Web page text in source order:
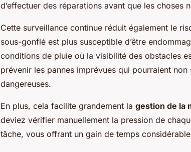
d’effectuer des réparations avant que les choses
Cette surveillance continue réduit également le
sous-gonflé est plus susceptible d’être
conditions de pluie où la visibilité des obstacles
prévenir les pannes imprévues qui pourraient non
dangereuses.
En plus, cela facilite grandement la gestion de la
deviez vérifier manuellement la pression de
tâche, vous offrant un gain de temps